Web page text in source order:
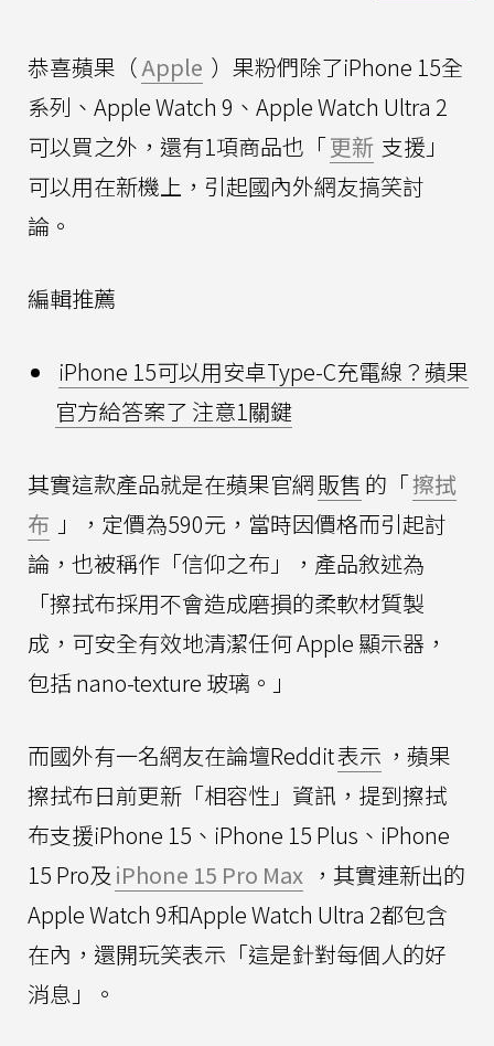
恭喜蘋果（Apple ）果粉們除了iPhone 15全
系列、Apple Watch 9、Apple Watch Ultra 2
可以買之外，還有1項商品也「更新 支援」
可以用在新機上，引起國內外網友搞笑討
論。
編輯推薦
iPhone 15可以用安卓Type-C充電線？蘋果
官方給答案了 注意1關鍵
其實這款產品就是在蘋果官網 販售 的「擦拭
布 」，定價為590元，當時因價格而引起討
論，也被稱作「信仰之布」，產品敘述為
「擦拭布採用不會造成磨損的柔軟材質製
成，可安全有效地清潔任何 Apple 顯示器，
包括 nano-texture 玻璃。」
而國外有一名網友在論壇Reddit表示 ，蘋果
擦拭布日前更新「相容性」資訊，提到擦拭
布支援iPhone 15、iPhone 15 Plus、iPhone
15 Pro及 iPhone 15 Pro Max ，其實連新出的
Apple Watch 9和Apple Watch Ultra 2都包含
在內，還開玩笑表示「這是針對每個人的好
消息」。